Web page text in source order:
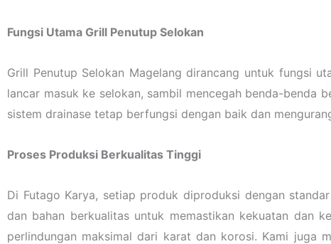
Fungsi Utama Grill Penutup Selokan
Grill Penutup Selokan Magelang dirancang untuk fungsi
lancar masuk ke selokan, sambil mencegah benda-benda
sistem drainase tetap berfungsi dengan baik dan
Proses Produksi Berkualitas Tinggi
Di Futago Karya, setiap produk diproduksi dengan
dan bahan berkualitas untuk memastikan kekuatan dan
perlindungan maksimal dari karat dan korosi. Kami juga